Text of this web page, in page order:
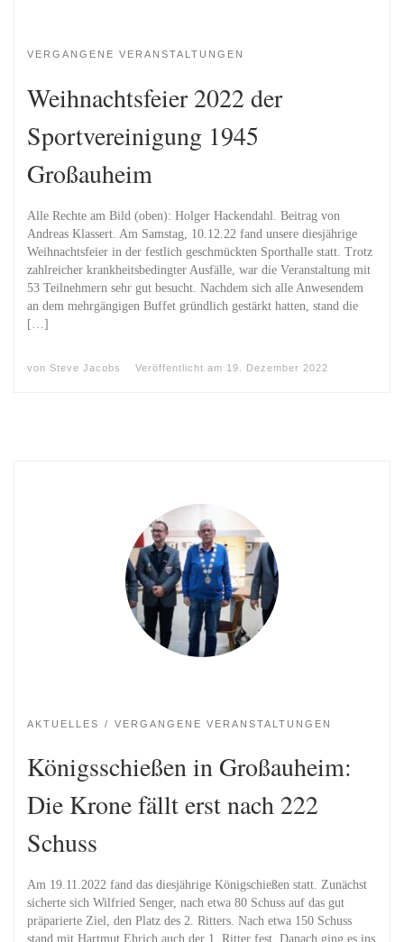
VERGANGENE VERANSTALTUNGEN
Weihnachtsfeier 2022 der
Sportvereinigung 1945
Großauheim
Alle Rechte am Bild (oben): Holger Hackendahl. Beitrag von
Andreas Klassert. Am Samstag, 10.12.22 fand unsere diesjährige
Weihnachtsfeier in der festlich geschmückten Sporthalle statt. Trotz
zahlreicher krankheitsbedingter Ausfälle, war die Veranstaltung mit
53 Teilnehmern sehr gut besucht. Nachdem sich alle Anwesendem
an dem mehrgängigen Buffet gründlich gestärkt hatten, stand die
[…]
von Steve Jacobs Veröffentlicht am 19. Dezember 2022
AKTUELLES VERGANGENE VERANSTALTUNGEN
Königsschießen in Großauheim:
Die Krone fällt erst nach 222
Schuss
Am 19.11.2022 fand das diesjährige Königschießen statt. Zunächst
sicherte sich Wilfried Senger, nach etwa 80 Schuss auf das gut
präparierte Ziel, den Platz des 2. Ritters. Nach etwa 150 Schuss
stand mit Hartmut Ehrich auch der 1. Ritter fest. Danach ging es ins